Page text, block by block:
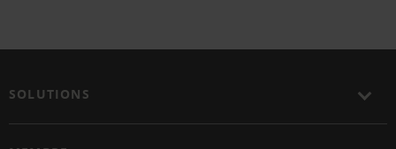
SOLUTIONS